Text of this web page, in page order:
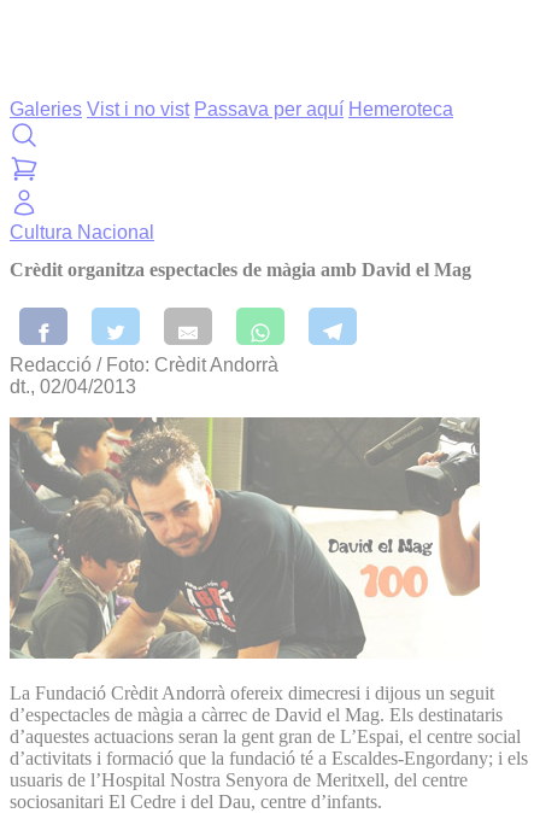
Galeries Vist i no vist Passava per aquí Hemeroteca
Cultura Nacional
Crèdit organitza espectacles de màgia amb David el Mag
Redacció / Foto: Crèdit Andorrà
dt., 02/04/2013
La Fundació Crèdit Andorrà ofereix dimecresi i dijous un seguit
d’espectacles de màgia a càrrec de David el Mag. Els destinataris
d’aquestes actuacions seran la gent gran de L’Espai, el centre social
d’activitats i formació que la fundació té a Escaldes-Engordany; i els
usuaris de l’Hospital Nostra Senyora de Meritxell, del centre
sociosanitari El Cedre i del Dau, centre d’infants.